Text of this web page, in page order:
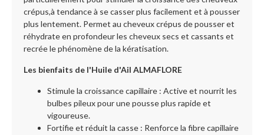
crépus,à tendance à se casser plus facilement et à pousser
plus lentement. Permet au cheveux crépus de pousser et
réhydrate en profondeur les cheveux secs et cassants et
recrée le phénomène de la kératisation.
Les bienfaits de l'Huile d'Ail ALMAFLORE
Stimule la croissance capillaire : Active et nourrit les
bulbes pileux pour une pousse plus rapide et
vigoureuse.
Fortifie et réduit la casse : Renforce la fibre capillaire